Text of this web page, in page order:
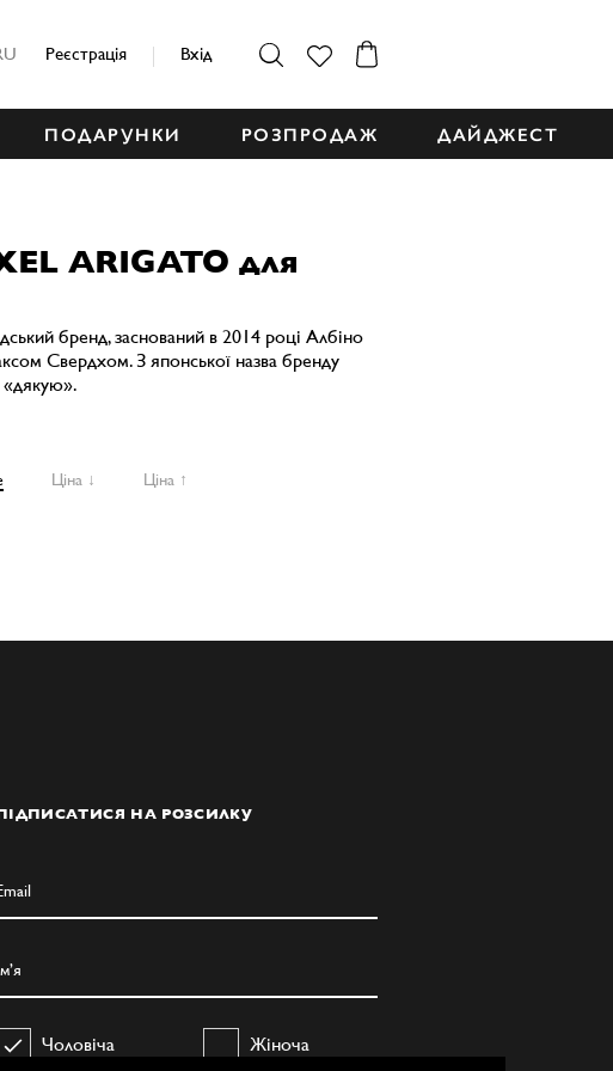
Реєстрація Вхід
ПОДАРУНКИ РОЗПРОДАЖ ДАЙДЖЕСТ
ARIGATO для
бренд, заснований в 2014 році Албіно
Свердхом. З японської назва бренду
«дякую».
Ціна ↓ Ціна ↑
НА РОЗСИЛКУ
Чоловіча Жіноча